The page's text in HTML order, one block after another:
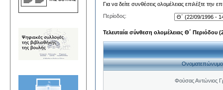
Για να δείτε συνθέσεις ολομέλειας επιλέξτε την
Περίοδος:
Τελευταία σύνθεση ολομέλειας Θ΄ Περιόδου
Ονοματεπώνυμο
Φούσας Αντώνιος